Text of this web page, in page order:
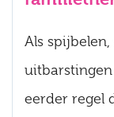
Als
eerder regel